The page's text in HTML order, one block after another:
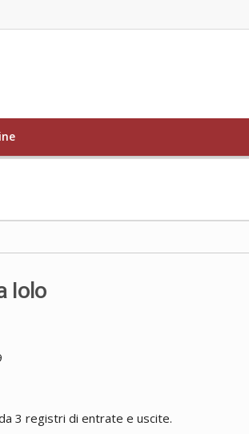
Iolo
3 registri di entrate e uscite.